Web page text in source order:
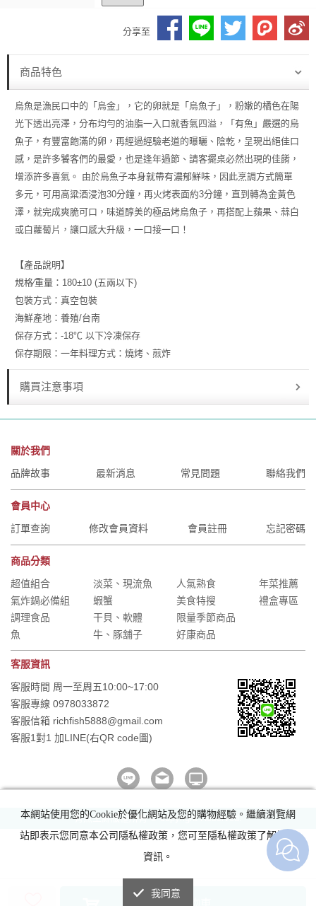
分享至
商品特色
烏魚是漁民口中的「烏金」，它的卵就是「烏魚子」，粉嫩的橘色在陽
光下透出亮澤，分布均勻的油脂一入口就香氣四溢，「有魚」嚴選的烏
魚子，有豐富飽滿的卵，再經過經驗老道的曝曬、陰乾，呈現出絕佳口
感，是許多饕客們的最愛，也是逢年過節、請客擺桌必然出現的佳餚，
增添許多喜氣。 由於烏魚子本身就帶有濃郁鮮味，因此烹調方式簡單
多元，可用高粱酒浸泡30分鐘，再火烤表面約3分鐘，直到轉為金黃色
澤，就完成爽脆可口，味道醇美的極品烤烏魚子，再搭配上蘋果、蒜白
或白蘿蔔片，讓口感大升級，一口接一口！
【產品說明】
規格∕重量：180±10 (五兩以下)
包裝方式：真空包裝
海鮮產地：養殖/台南
保存方式：-18℃ 以下冷凍保存
保存期限：一年料理方式：燒烤、煎炸
購買注意事項
關於我們
品牌故事
最新消息 常見問題 聯絡我們
會員中心
訂單查詢
修改會員資料 會員註冊 忘記密碼
商品分類
超值組合
氣炸鍋必備組
調理食品
魚
淡菜、現流魚
蝦蟹
干貝、軟體
牛、豚舖子
人氣熟食
美食特搜
限量季節商品
好康商品
年菜推薦
禮盒專區
客服資訊
客服時間 周一至周五10:00~17:00
客服專線 0978033872
客服信箱 richfish5888@gmail.com
客服1對1 加LINE(右QR code圖)
有魚生鮮版權所有 © copyright Reserved.
本網站使用您的Cookie於優化網站及您的購物經驗。繼續瀏覽網
站即表示您同意本公司隱私權政策，您可至隱私權政策了解詳細
資訊。
我同意